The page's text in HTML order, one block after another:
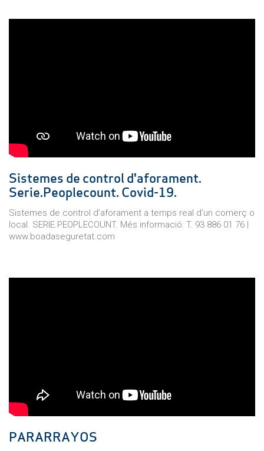
Sistemes de control d'aforament.
Serie.Peoplecount. Covid-19.
Sistemes de control d’aforament a temps real d’un comerç o
local. SERIE.PEOPLECOUNT. Més informació: T. 93 886 01 76 |
www.boadaseguretat.com
PARARRAYOS